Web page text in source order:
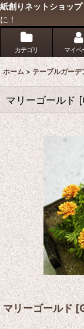
紙創りネットショップ
に！
カテゴリ マイペ
ホーム > テーブルガーデ
マリーゴールド [
マリーゴールド[